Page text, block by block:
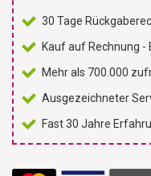
30 Tage
Kauf auf Rechnung -
Mehr als 700.000
Ausgezeichneter
Fast 30 Jahre